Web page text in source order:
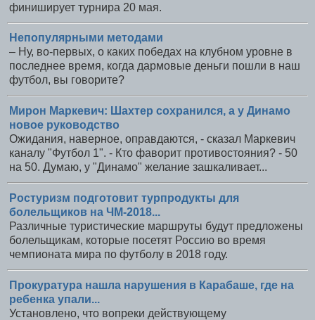
финиширует турнира 20 мая.
Непопулярными методами
– Ну, во-первых, о каких победах на клубном уровне в
последнее время, когда дармовые деньги пошли в наш
футбол, вы говорите?
Мирон Маркевич: Шахтер сохранился, а у Динамо
новое руководство
Ожидания, наверное, оправдаются, - сказал Маркевич
каналу "Футбол 1". - Кто фаворит противостояния? - 50
на 50. Думаю, у "Динамо" желание зашкаливает...
Ростуризм подготовит турпродукты для
болельщиков на ЧМ-2018...
Различные туристические маршруты будут предложены
болельщикам, которые посетят Россию во время
чемпионата мира по футболу в 2018 году.
Прокуратура нашла нарушения в Карабаше, где на
ребенка упали...
Установлено, что вопреки действующему